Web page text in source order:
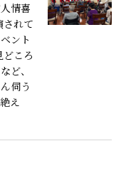
情喜
されて
ント
ころ
ど、
伺う
え